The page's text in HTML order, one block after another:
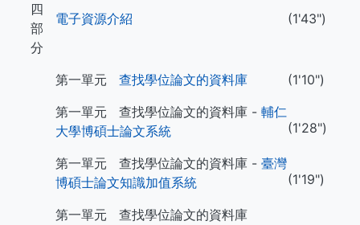
四
部
分
電子資源介紹 (1'43")
第一單元 查找學位論文的資料庫
(1'10")
第一單元 查找學位論文的資料庫 - 輔仁
大學博碩士論文系統
(1'28")
第一單元 查找學位論文的資料庫 - 臺灣
博碩士論文知識加值系統
(1'19")
第一單元 查找學位論文的資料庫